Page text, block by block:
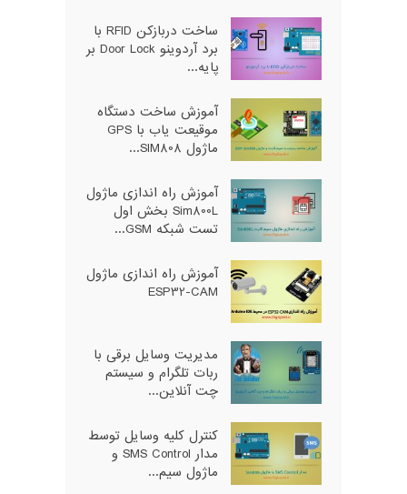
ساخت دربازکن RFID با
برد آردوینو Door Lock بر
پایه...
آموزش ساخت دستگاه
موقیعت یاب با GPS
ماژول SIM808...
آموزش راه اندازی ماژول
Sim800L بخش اول
تست شبکه GSM...
آموزش راه اندازی ماژول
ESP32-CAM
مدیریت وسایل برقی با
ربات تلگرام و سیستم
چت آنلاین...
کنترل کلیه وسایل توسط
مدار SMS Control و
ماژول سیم...